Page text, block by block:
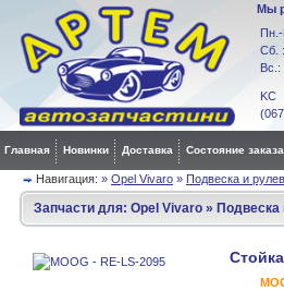
Мы
Сб.
Вс.:
KC
Главная Новинки Доставка Состояние заказа
Навигация: » Opel Vivaro » Подвеска и
Запчасти для: Opel Vivaro » Подвеска